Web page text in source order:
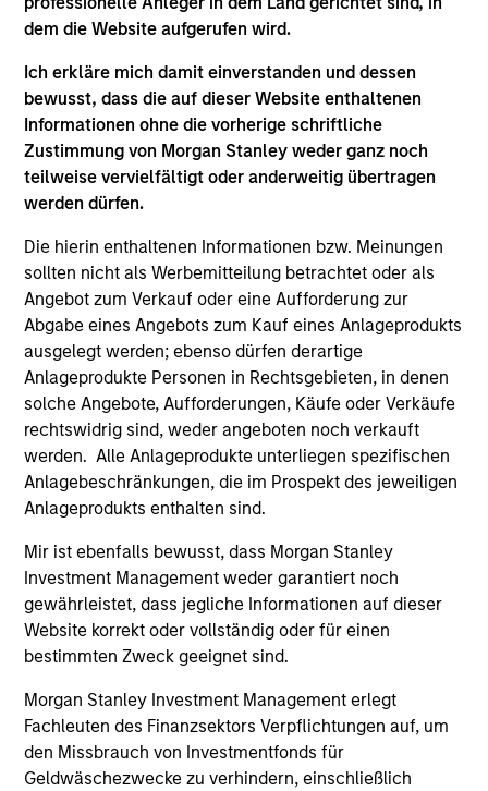
dem die Website aufgerufen wird.
Ich erkläre mich damit einverstanden und dessen
bewusst, dass die auf dieser Website enthaltenen
Informationen ohne die vorherige schriftliche
Zustimmung von Morgan Stanley weder ganz noch
teilweise vervielfältigt oder anderweitig übertragen
werden dürfen.
Die hierin enthaltenen Informationen bzw. Meinungen
sollten nicht als Werbemitteilung betrachtet oder als
Angebot zum Verkauf oder eine Aufforderung zur
Abgabe eines Angebots zum Kauf eines Anlageprodukts
ausgelegt werden; ebenso dürfen derartige
Anlageprodukte Personen in Rechtsgebieten, in denen
solche Angebote, Aufforderungen, Käufe oder Verkäufe
rechtswidrig sind, weder angeboten noch verkauft
werden. Alle Anlageprodukte unterliegen spezifischen
Anlagebeschränkungen, die im Prospekt des jeweiligen
Anlageprodukts enthalten sind.
Mir ist ebenfalls bewusst, dass Morgan Stanley
Investment Management weder garantiert noch
gewährleistet, dass jegliche Informationen auf dieser
Website korrekt oder vollständig oder für einen
bestimmten Zweck geeignet sind.
Morgan Stanley Investment Management erlegt
Fachleuten des Finanzsektors Verpflichtungen auf, um
den Missbrauch von Investmentfonds für
Geldwäschezwecke zu verhindern, einschließlich
Team Insights
PRESS RELEASE
Morgan Stanley Energy Partners
Announces Strategic Partnership with
SolMicroGrid
Investment funds managed by Morgan Stanley
Energy Partners (MSEP), part of Morgan
today that they have completed an investment
in Alpharetta, Georgia-based SolMicroGrid.
This strategic partnership will support the
growth of SolMicroGrid’s business, which
offers innovative microgrid solutions through
model.
07-JAN-2021